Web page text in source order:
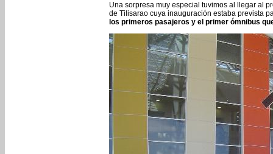
Una sorpresa muy especial tuvimos al llegar al
de Tilisarao cuya inauguración estaba prevista
los primeros pasajeros y el primer ómnibus